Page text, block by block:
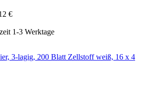
€
1-3 Werktage
3-lagig, 200 Blatt Zellstoff weiß, 16 x 4